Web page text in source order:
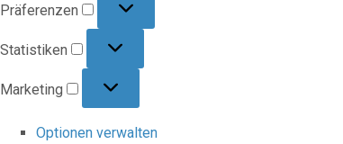
Präferenzen
Statistiken
Marketing
Optionen verwalten